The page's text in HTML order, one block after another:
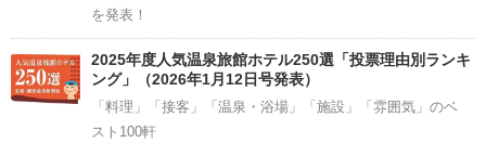
を発表！
2025年度人気温泉旅館ホテル250選「投票理由別ランキ
ング」（2026年1月12日号発表）
「料理」「接客」「温泉・浴場」「施設」「雰囲気」のベ
スト100軒